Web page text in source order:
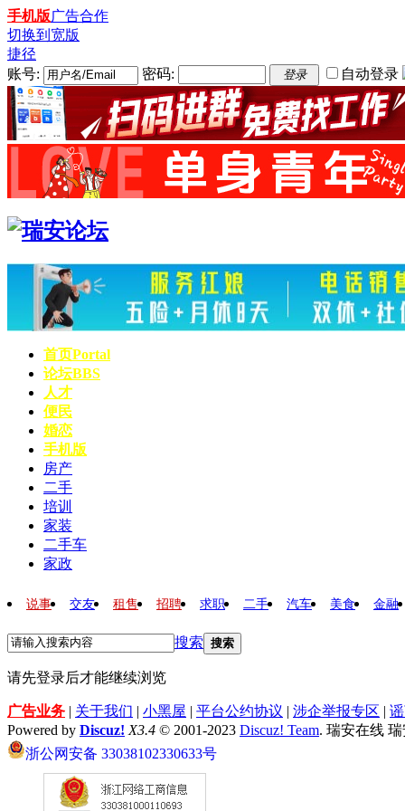
手机版广告合作
切换到宽版
捷径
账号:
密码: 登录 自动登录
首页Portal
论坛BBS
人才
便民
婚恋
手机版
房产
二手
培训
家装
二手车
家政
说事 交友 租售 招聘 求职 二手 汽车 美食 金融
搜索 搜索
请先登录后才能继续浏览
广告业务 | 关于我们 | 小黑屋 | 平台公约协议 | 涉企举报专区 |
Powered by Discuz! X3.4 © 2001-2023 Discuz! Team. 瑞安在线
浙公网安备 33038102330633号